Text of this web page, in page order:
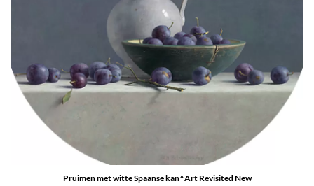
Pruimen met witte Spaanse kan^Art Revisited New